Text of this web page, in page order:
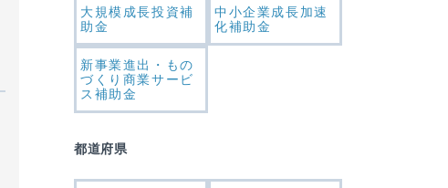
大規模成長投資補
助金
中小企業成長加速
化補助金
新事業進出・もの
づくり商業サービ
ス補助金
都道府県